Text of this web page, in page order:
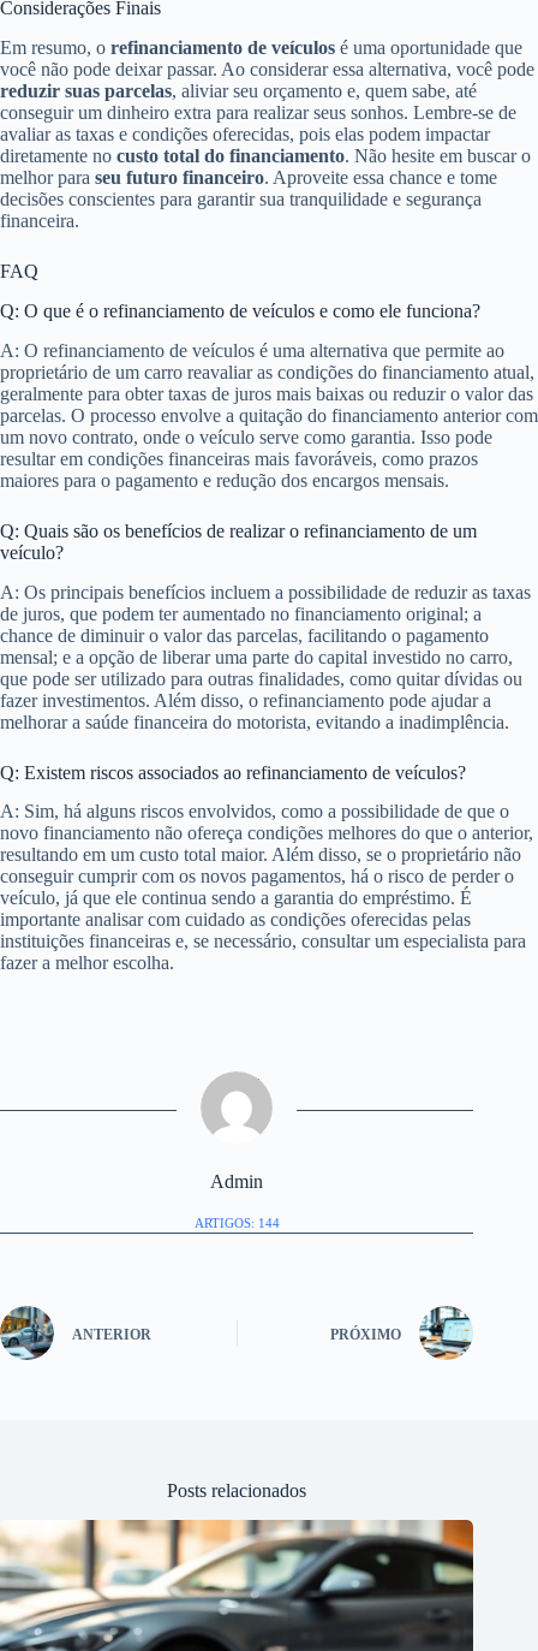
Considerações Finais
Em resumo, o refinanciamento de veículos é uma oportunidade que
você não pode deixar passar. Ao considerar essa alternativa, você pode
reduzir suas parcelas, aliviar seu orçamento e, quem sabe, até
conseguir um dinheiro extra para realizar seus sonhos. Lembre-se de
avaliar as taxas e condições oferecidas, pois elas podem impactar
diretamente no custo total do financiamento. Não hesite em buscar o
melhor para seu futuro financeiro. Aproveite essa chance e tome
decisões conscientes para garantir sua tranquilidade e segurança
financeira.
FAQ
Q: O que é o refinanciamento de veículos e como ele funciona?
A: O refinanciamento de veículos é uma alternativa que permite ao
proprietário de um carro reavaliar as condições do financiamento atual,
geralmente para obter taxas de juros mais baixas ou reduzir o valor das
parcelas. O processo envolve a quitação do financiamento anterior com
um novo contrato, onde o veículo serve como garantia. Isso pode
resultar em condições financeiras mais favoráveis, como prazos
maiores para o pagamento e redução dos encargos mensais.
Q: Quais são os benefícios de realizar o refinanciamento de um
veículo?
A: Os principais benefícios incluem a possibilidade de reduzir as taxas
de juros, que podem ter aumentado no financiamento original; a
chance de diminuir o valor das parcelas, facilitando o pagamento
mensal; e a opção de liberar uma parte do capital investido no carro,
que pode ser utilizado para outras finalidades, como quitar dívidas ou
fazer investimentos. Além disso, o refinanciamento pode ajudar a
melhorar a saúde financeira do motorista, evitando a inadimplência.
Q: Existem riscos associados ao refinanciamento de veículos?
A: Sim, há alguns riscos envolvidos, como a possibilidade de que o
novo financiamento não ofereça condições melhores do que o anterior,
resultando em um custo total maior. Além disso, se o proprietário não
conseguir cumprir com os novos pagamentos, há o risco de perder o
veículo, já que ele continua sendo a garantia do empréstimo. É
importante analisar com cuidado as condições oferecidas pelas
instituições financeiras e, se necessário, consultar um especialista para
fazer a melhor escolha.
Admin
ARTIGOS: 144
ANTERIOR PRÓXIMO
Posts relacionados